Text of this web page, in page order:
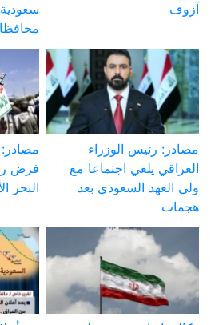
آزوف
مصادر: رئيس الوزراء
العراقي يلغي اجتماعا مع
ولي العهد السعودي بعد
هجمات
فرض
البحر